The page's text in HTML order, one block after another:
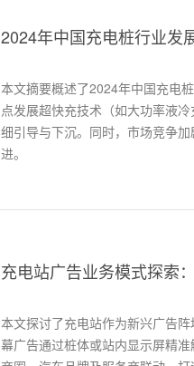
2024年中国充电桩行业发
本文摘要概述了2024年中国充电
点发展超快充技术（如大功率液
细引导与下沉。同时，市场竞争
进。
充电站广告业务模式探索
本文探讨了充电站作为新兴广告
幕广告通过桩体或站内显示屏精